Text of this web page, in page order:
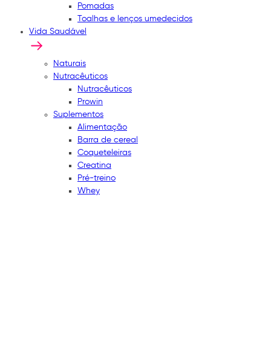
Pomadas
Toalhas e lenços umedecidos
Vida Saudável
Naturais
Nutracêuticos
Nutracêuticos
Prowin
Suplementos
Alimentação
Barra de cereal
Coqueteleiras
Creatina
Pré-treino
Whey